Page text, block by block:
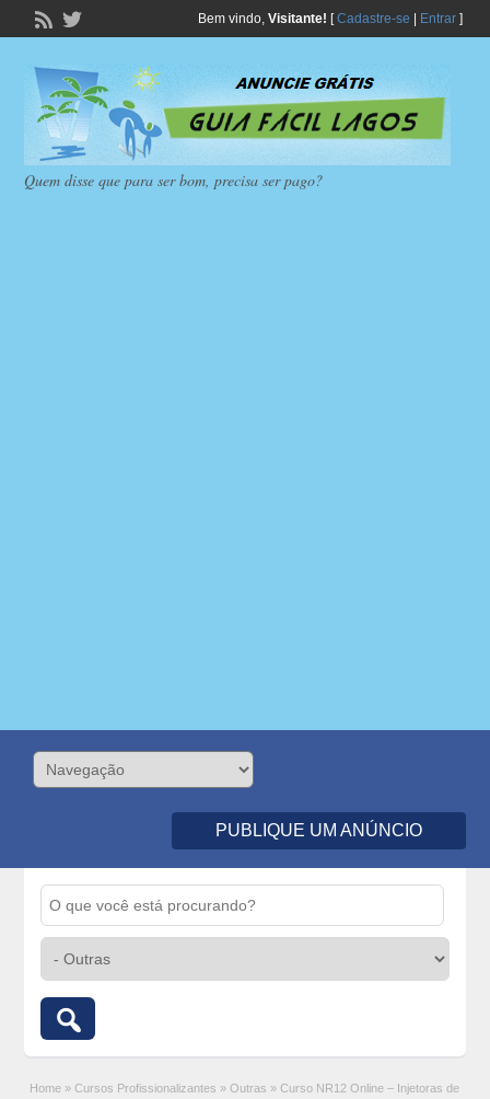
Bem vindo, Visitante! [Cadastre-se Entrar]
Quem disse que para ser bom, precisa ser pago?
PUBLIQUE UM ANÚNCIO
Home » Cursos Profissionalizantes » Outras » Curso NR12 Online – Injetoras de